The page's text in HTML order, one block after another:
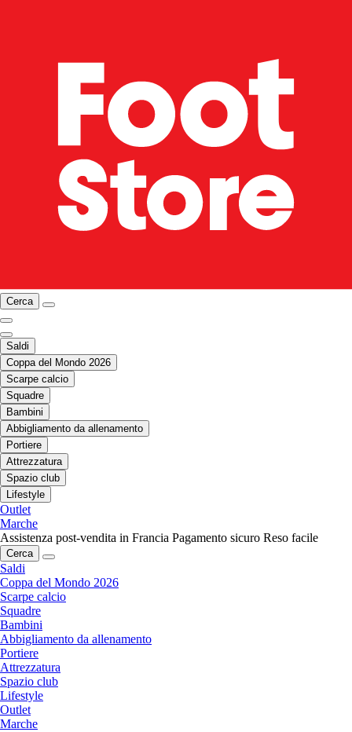
Cerca
Saldi
Coppa del Mondo 2026
Scarpe calcio
Squadre
Bambini
Abbigliamento da allenamento
Portiere
Attrezzatura
Spazio club
Lifestyle
Outlet
Marche
Assistenza post-vendita in Francia Pagamento sicuro Reso facile
Cerca
Saldi
Coppa del Mondo 2026
Scarpe calcio
Squadre
Bambini
Abbigliamento da allenamento
Portiere
Attrezzatura
Spazio club
Lifestyle
Outlet
Marche